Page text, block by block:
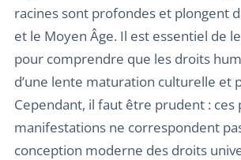
racines sont profondes et plongent
et le Moyen Âge. Il est essentiel de
pour comprendre que les droits
d’une lente maturation culturelle et
Cependant, il faut être prudent :
manifestations ne correspondent
conception moderne des droits